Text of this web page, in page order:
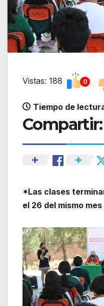
Vistas: 188 0
Tiempo de
Compartir:
*Las clases
el 26 del mismo mes